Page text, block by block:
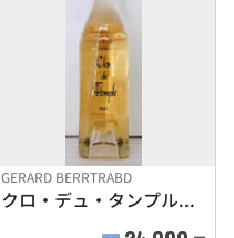
GERARD BERRTRABD
クロ・デュ・タンプル 2021